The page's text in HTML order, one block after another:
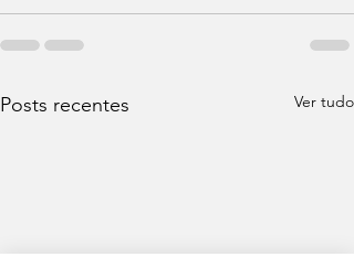
Posts recentes Ver tudo